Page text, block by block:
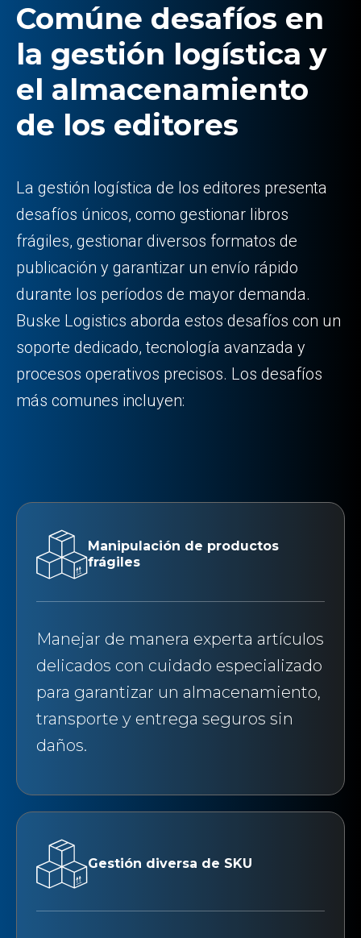
Comúne desafíos en
la gestión logística y
el almacenamiento
de los editores
La gestión logística de los editores presenta
desafíos únicos, como gestionar libros
frágiles, gestionar diversos formatos de
publicación y garantizar un envío rápido
durante los períodos de mayor demanda.
Buske Logistics aborda estos desafíos con un
soporte dedicado, tecnología avanzada y
procesos operativos precisos. Los desafíos
más comunes incluyen:
Manipulación de productos
frágiles
Manejar de manera experta artículos
delicados con cuidado especializado
para garantizar un almacenamiento,
transporte y entrega seguros sin
daños.
Gestión diversa de SKU